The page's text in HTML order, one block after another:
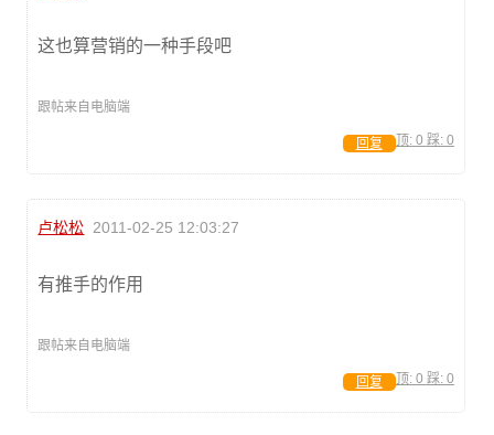
这也算营销的一种手段吧
跟帖来自电脑端
顶: 0 踩: 0
回复
卢松松 2011-02-25 12:03:27
有推手的作用
跟帖来自电脑端
顶: 0 踩: 0
回复